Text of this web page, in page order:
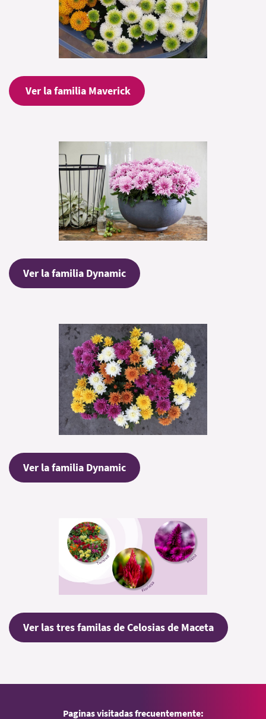
Ver la familia Maverick
Ver la familia Dynamic
Ver la familia Dynamic
Ver las tres familas de Celosias de Maceta
Paginas visitadas frecuentemente: